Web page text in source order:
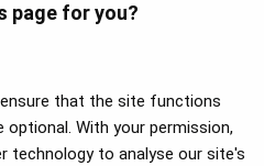
page for you?
that the site functions
optional. With your permission,
technology to analyse our site's
Five Star Major